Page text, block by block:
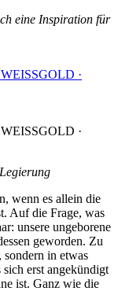
eine Inspiration für
WEISSGOLD ·
WEISSGOLD ·
wenn es allein die
Auf die Frage, was
unsere ungeborene
geworden. Zu
in etwas
erst angekündigt
ist. Ganz wie die